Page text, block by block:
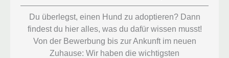
Du überlegst, einen Hund zu adoptieren? Dann
findest du hier alles, was du dafür wissen musst!
Von der Bewerbung bis zur Ankunft im neuen
Zuhause: Wir haben die wichtigsten